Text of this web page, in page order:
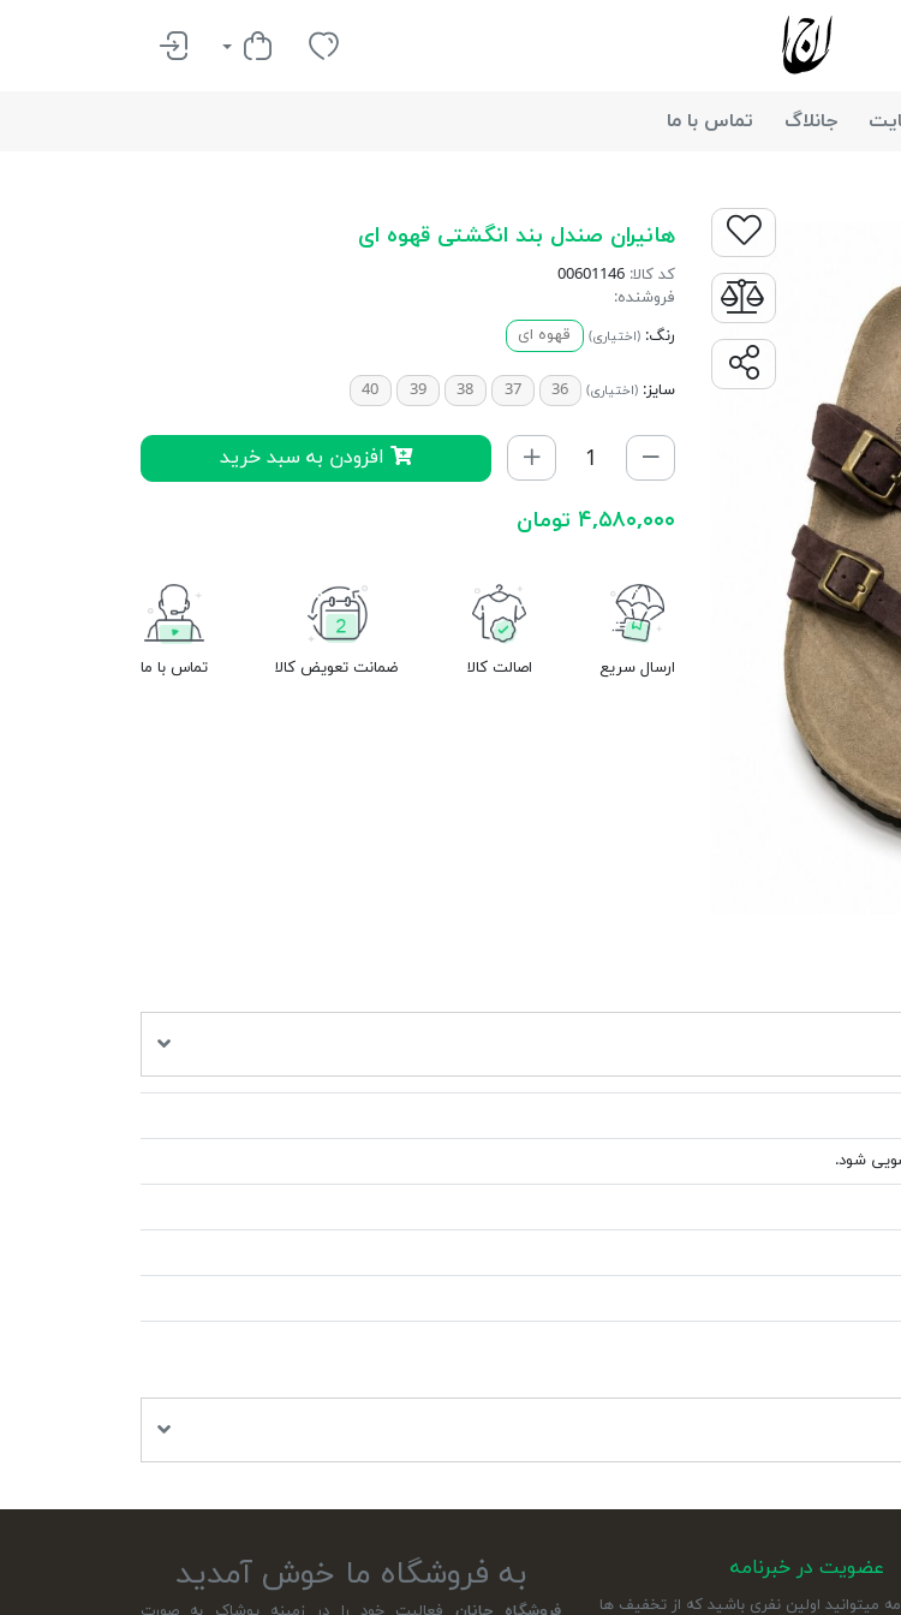
جانلاگ تماس با ما
هانیران صندل بند انگشتی قهوه ای
کد کالا: 00601146
فروشنده:
رنگ: (اختیاری) قهوه ای
سایز: (اختیاری) 36
37
38
39
40
افزودن به سبد خرید
۴,۵۸۰,۰۰۰ تومان
ارسال سریع اصالت کالا ضمانت تعویض کالا تماس با ما
شود.
عضویت در خبرنامه
میتوانید اولین نفری باشید که از تخفیف ها
به فروشگاه ما خوش آمدید